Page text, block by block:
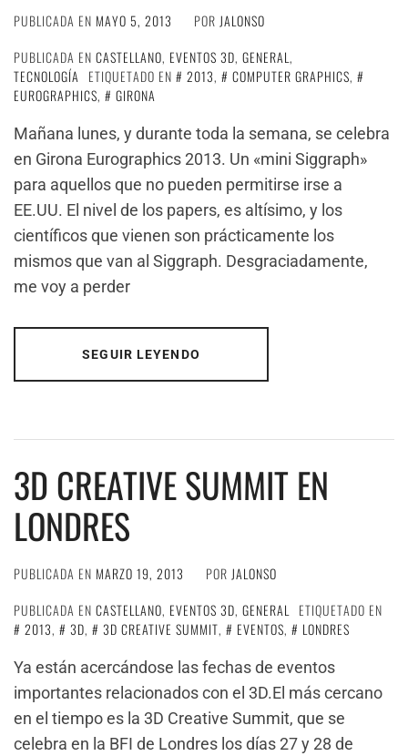
PUBLICADA EN MAYO 5, 2013 POR JALONSO
PUBLICADA EN CASTELLANO, EVENTOS 3D, GENERAL,
TECNOLOGÍA
ETIQUETADO EN 2013, COMPUTER GRAPHICS,
EUROGRAPHICS,
GIRONA
Mañana lunes, y durante toda la semana, se celebra
en Girona Eurographics 2013. Un «mini Siggraph»
para aquellos que no pueden permitirse irse a
EE.UU. El nivel de los papers, es altísimo, y los
científicos que vienen son prácticamente los
mismos que van al Siggraph. Desgraciadamente,
me voy a perder
SEGUIR LEYENDO
3D CREATIVE SUMMIT EN
LONDRES
PUBLICADA EN MARZO 19, 2013 POR JALONSO
PUBLICADA EN CASTELLANO, EVENTOS 3D, GENERAL
ETIQUETADO EN
2013, 3D, 3D CREATIVE SUMMIT, EVENTOS,
LONDRES
Ya están acercándose las fechas de eventos
importantes relacionados con el 3D.El más cercano
en el tiempo es la 3D Creative Summit, que se
celebra en la BFI de Londres los días 27 y 28 de